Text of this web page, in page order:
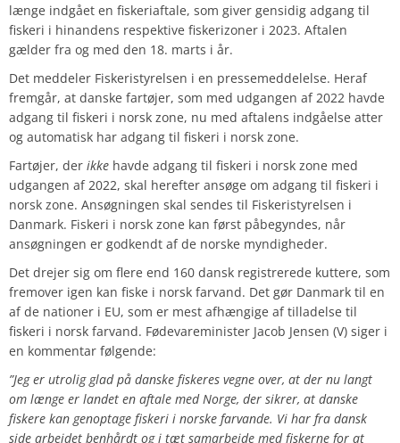
længe indgået en fiskeriaftale, som giver gensidig adgang til
fiskeri i hinandens respektive fiskerizoner i 2023. Aftalen
gælder fra og med den 18. marts i år.
Det meddeler Fiskeristyrelsen i en pressemeddelelse. Heraf
fremgår, at danske fartøjer, som med udgangen af 2022 havde
adgang til fiskeri i norsk zone, nu med aftalens indgåelse atter
og automatisk har adgang til fiskeri i norsk zone.
Fartøjer, der ikke havde adgang til fiskeri i norsk zone med
udgangen af 2022, skal herefter ansøge om adgang til fiskeri i
norsk zone. Ansøgningen skal sendes til Fiskeristyrelsen i
Danmark. Fiskeri i norsk zone kan først påbegyndes, når
ansøgningen er godkendt af de norske myndigheder.
Det drejer sig om flere end 160 dansk registrerede kuttere, som
fremover igen kan fiske i norsk farvand. Det gør Danmark til en
af de nationer i EU, som er mest afhængige af tilladelse til
fiskeri i norsk farvand. Fødevareminister Jacob Jensen (V) siger i
en kommentar følgende:
”Jeg er utrolig glad på danske fiskeres vegne over, at der nu langt
om længe er landet en aftale med Norge, der sikrer, at danske
fiskere kan genoptage fiskeri i norske farvande. Vi har fra dansk
side arbejdet benhårdt og i tæt samarbejde med fiskerne for at